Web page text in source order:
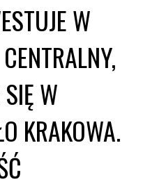
W
W
KRAKOWA.